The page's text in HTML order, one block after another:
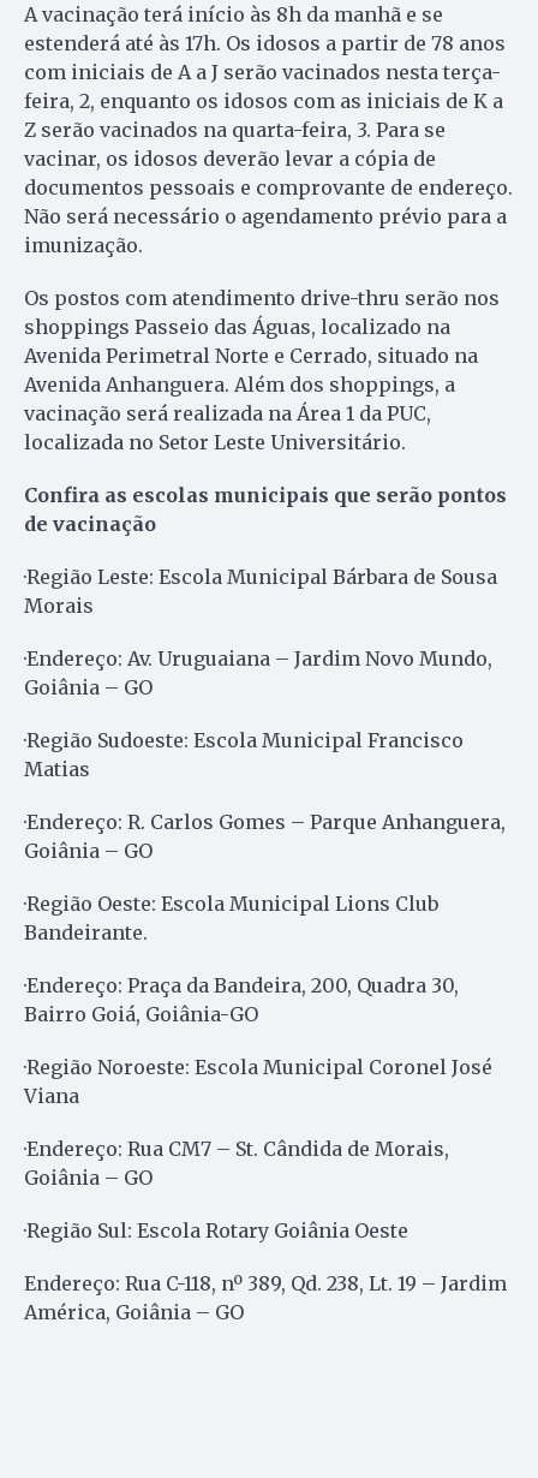
A vacinação terá início às 8h da manhã e se
estenderá até às 17h. Os idosos a partir de 78 anos
com iniciais de A a J serão vacinados nesta terça-
feira, 2, enquanto os idosos com as iniciais de K a
Z serão vacinados na quarta-feira, 3. Para se
vacinar, os idosos deverão levar a cópia de
documentos pessoais e comprovante de endereço.
Não será necessário o agendamento prévio para a
imunização.
Os postos com atendimento drive-thru serão nos
shoppings Passeio das Águas, localizado na
Avenida Perimetral Norte e Cerrado, situado na
Avenida Anhanguera. Além dos shoppings, a
vacinação será realizada na Área 1 da PUC,
localizada no Setor Leste Universitário.
Confira as escolas municipais que serão pontos
de vacinação
·Região Leste: Escola Municipal Bárbara de Sousa
Morais
·Endereço: Av. Uruguaiana – Jardim Novo Mundo,
Goiânia – GO
·Região Sudoeste: Escola Municipal Francisco
Matias
·Endereço: R. Carlos Gomes – Parque Anhanguera,
Goiânia – GO
·Região Oeste: Escola Municipal Lions Club
Bandeirante.
·Endereço: Praça da Bandeira, 200, Quadra 30,
Bairro Goiá, Goiânia-GO
·Região Noroeste: Escola Municipal Coronel José
Viana
·Endereço: Rua CM7 – St. Cândida de Morais,
Goiânia – GO
·Região Sul: Escola Rotary Goiânia Oeste
Endereço: Rua C-118, nº 389, Qd. 238, Lt. 19 – Jardim
América, Goiânia – GO